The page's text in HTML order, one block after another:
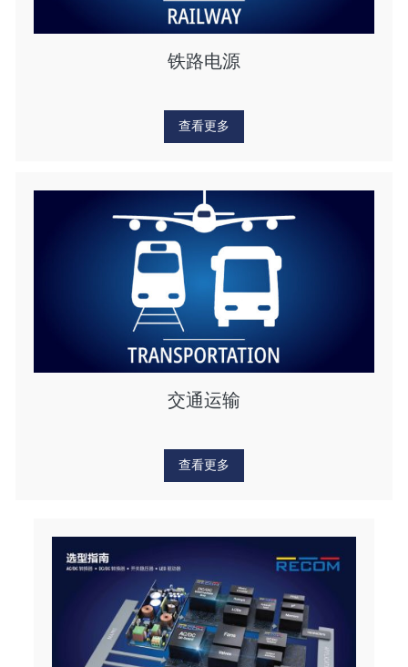
铁路电源
查看更多
交通运输
查看更多